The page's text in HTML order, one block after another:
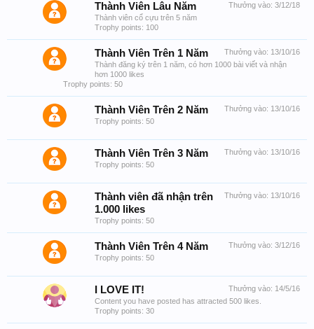
Thưởng vào: 3/12/18
Thành Viên Lâu Năm
Thành viên cổ cựu trên 5 năm
Trophy points: 100
Thưởng vào: 13/10/16
Thành Viên Trên 1 Năm
Thành đăng ký trên 1 năm, có hơn 1000 bài viết và nhận
hơn 1000 likes
Trophy points: 50
Thưởng vào: 13/10/16
Thành Viên Trên 2 Năm
Trophy points: 50
Thưởng vào: 13/10/16
Thành Viên Trên 3 Năm
Trophy points: 50
Thưởng vào: 13/10/16
Thành viên đã nhận trên
1.000 likes
Trophy points: 50
Thưởng vào: 3/12/16
Thành Viên Trên 4 Năm
Trophy points: 50
Thưởng vào: 14/5/16
I LOVE IT!
Content you have posted has attracted 500 likes.
Trophy points: 30